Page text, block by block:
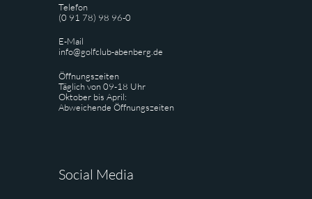
Telefon
(0 91 78) 98 96-0
E-Mail
info@golfclub-abenberg.de
Öffnungszeiten
Täglich von 09-18 Uhr
Oktober bis April:
Abweichende Öffnungszeiten
Social Media